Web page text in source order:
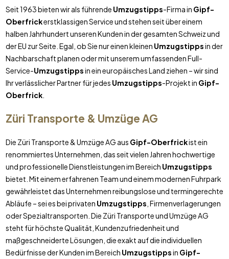
Seit 1963 bieten wir als führende Umzugstipps-Firma in Gipf-
Oberfrickerstklassigen Service und stehen seit über einem
halben Jahrhundert unseren Kunden in der gesamten Schweiz und
der EU zur Seite. Egal, ob Sie nur einen kleinen Umzugstippsin der
Nachbarschaft planen oder mit unserem umfassenden Full-
Service-Umzugstippsin ein europäisches Land ziehen – wir sind
Ihr verlässlicher Partner für jedes Umzugstipps-Projekt in Gipf-
Oberfrick.
Züri Transporte & Umzüge AG
Die Züri Transporte & Umzüge AG aus Gipf-Oberfrickist ein
renommiertes Unternehmen, das seit vielen Jahren hochwertige
und professionelle Dienstleistungen im Bereich Umzugstipps
bietet. Mit einem erfahrenen Team und einem modernen Fuhrpark
gewährleistet das Unternehmen reibungslose und termingerechte
Abläufe – sei es bei privaten Umzugstipps , Firmenverlagerungen
oder Spezialtransporten. Die Züri Transporte und Umzüge AG
steht für höchste Qualität, Kundenzufriedenheit und
maßgeschneiderte Lösungen, die exakt auf die individuellen
Bedürfnisse der Kunden im Bereich Umzugstippsin Gipf-